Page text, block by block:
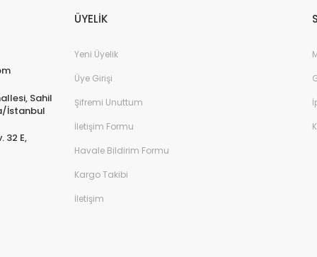
Sahil
İstanbul
32 E,
ÜYELİK
Yeni Üyelik
Üye Girişi
Şifremi Unuttum
İletişim Formu
Havale Bildirim Formu
Kargo Takibi
İletişim